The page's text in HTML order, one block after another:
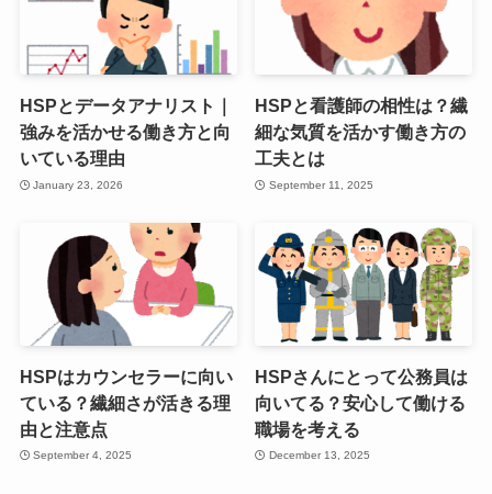
HSPとデータアナリスト｜
強みを活かせる働き方と向
いている理由
January 23, 2026
HSPと看護師の相性は？繊
細な気質を活かす働き方の
工夫とは
September 11, 2025
HSPはカウンセラーに向い
ている？繊細さが活きる理
由と注意点
September 4, 2025
HSPさんにとって公務員は
向いてる？安心して働ける
職場を考える
December 13, 2025